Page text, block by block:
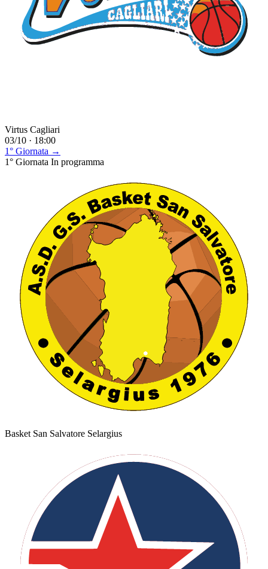
Virtus Cagliari
03/10 · 18:00
1° Giornata →
1° Giornata In programma
Basket San Salvatore Selargius